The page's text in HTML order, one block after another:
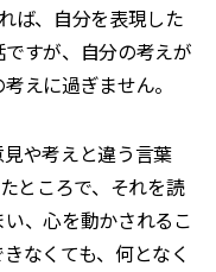
ば、自分を表現した
すが、自分の考えが
えに過ぎません。
や考えと違う言葉
ところで、それを読
、心を動かされるこ
なくても、何となく